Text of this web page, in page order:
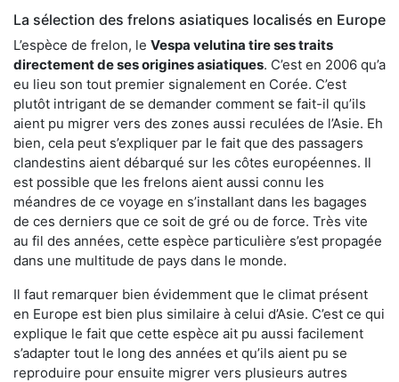
La sélection des frelons asiatiques localisés en Europe
L’espèce de frelon, le Vespa velutina tire ses traits
directement de ses origines asiatiques. C’est en 2006 qu’a
eu lieu son tout premier signalement en Corée. C’est
plutôt intrigant de se demander comment se fait-il qu’ils
aient pu migrer vers des zones aussi reculées de l’Asie. Eh
bien, cela peut s’expliquer par le fait que des passagers
clandestins aient débarqué sur les côtes européennes. Il
est possible que les frelons aient aussi connu les
méandres de ce voyage en s’installant dans les bagages
de ces derniers que ce soit de gré ou de force. Très vite
au fil des années, cette espèce particulière s’est propagée
dans une multitude de pays dans le monde.
Il faut remarquer bien évidemment que le climat présent
en Europe est bien plus similaire à celui d’Asie. C’est ce qui
explique le fait que cette espèce ait pu aussi facilement
s’adapter tout le long des années et qu’ils aient pu se
reproduire pour ensuite migrer vers plusieurs autres